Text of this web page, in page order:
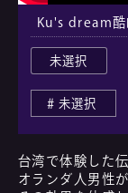
Ku's dream酷
未選択
未選択
台湾で体験した
オランダ人男性